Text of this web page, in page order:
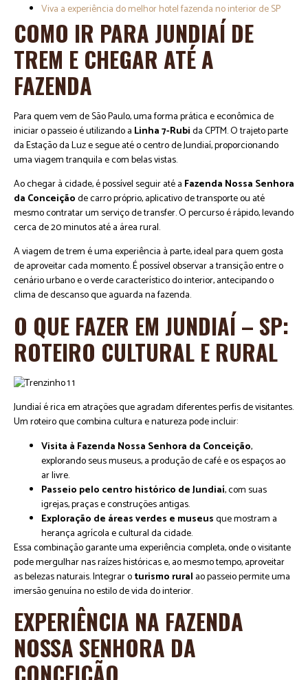
Viva a experiência do melhor hotel fazenda no interior de SP
COMO IR PARA JUNDIAÍ DE
TREM E CHEGAR ATÉ A
FAZENDA
Para quem vem de São Paulo, uma forma prática e econômica de
iniciar o passeio é utilizando a Linha 7-Rubida CPTM. O trajeto parte
da Estação da Luz e segue até o centro de Jundiaí, proporcionando
uma viagem tranquila e com belas vistas.
Ao chegar à cidade, é possível seguir até a Fazenda Nossa Senhora
da Conceiçãode carro próprio, aplicativo de transporte ou até
mesmo contratar um serviço de transfer. O percurso é rápido, levando
cerca de 20 minutos até a área rural.
A viagem de trem é uma experiência à parte, ideal para quem gosta
de aproveitar cada momento. É possível observar a transição entre o
cenário urbano e o verde característico do interior, antecipando o
clima de descanso que aguarda na fazenda.
O QUE FAZER EM JUNDIAÍ – SP:
ROTEIRO CULTURAL E RURAL
Jundiaí é rica em atrações que agradam diferentes perfis de visitantes.
Um roteiro que combina cultura e natureza pode incluir:
Visita à Fazenda Nossa Senhora da Conceição,
explorando seus museus, a produção de café e os espaços ao
ar livre.
Passeio pelo centro histórico de Jundiaí, com suas
igrejas, praças e construções antigas.
Exploração de áreas verdes e museusque mostram a
herança agrícola e cultural da cidade.
Essa combinação garante uma experiência completa, onde o visitante
pode mergulhar nas raízes históricas e, ao mesmo tempo, aproveitar
as belezas naturais. Integrar oturismo rural ao passeio permite uma
imersão genuína no estilo de vida do interior.
EXPERIÊNCIA NA FAZENDA
NOSSA SENHORA DA
CONCEIÇÃO